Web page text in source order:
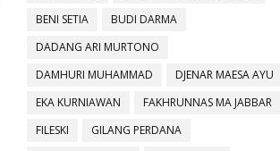
BENI SETIA
BUDI DARMA
DADANG ARI MURTONO
DAMHURI MUHAMMAD
DJENAR MAESA AYU
EKA KURNIAWAN
FAKHRUNNAS MA JABBAR
FILESKI
GILANG PERDANA